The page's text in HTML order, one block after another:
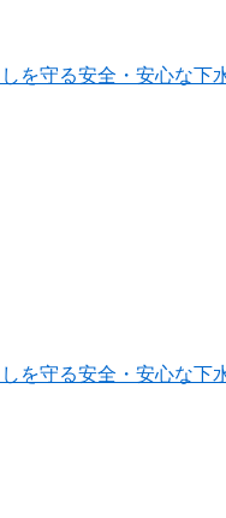
を守る安全・安心な下
を守る安全・安心な下